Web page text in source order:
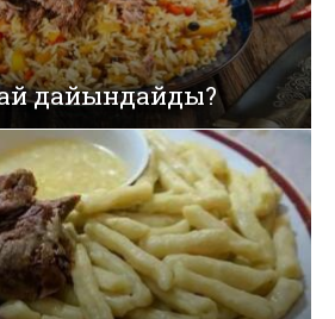
дайындайды?